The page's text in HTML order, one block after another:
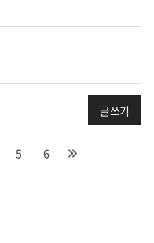
글쓰기
5 6